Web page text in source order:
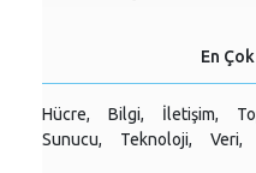
En
Hücre, Bilgi, İletişim,
Sunucu,
Teknoloji, Veri,